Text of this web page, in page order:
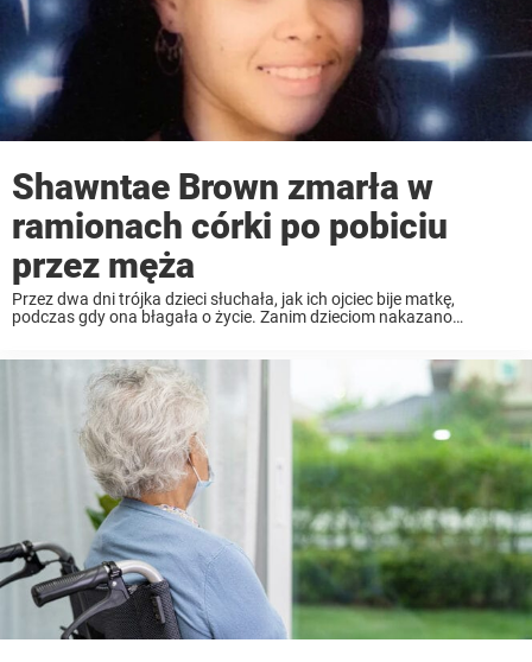
Shawntae Brown zmarła w
ramionach córki po pobiciu
przez męża
Przez dwa dni trójka dzieci słuchała, jak ich ojciec bije matkę,
podczas gdy ona błagała o życie. Zanim dzieciom nakazano